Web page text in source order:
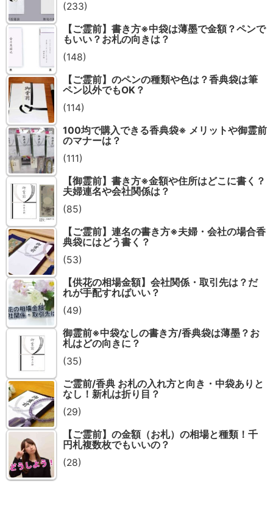
(233)
【ご霊前】書き方※中袋は薄墨で金額？ペンで
もいい？お札の向きは？
(148)
【ご霊前】のペンの種類や色は？香典袋は筆
ペン以外でもOK？
(114)
100均で購入できる香典袋※ メリットや御霊前
のマナーは？
(111)
【御霊前】書き方※金額や住所はどこに書く？
夫婦連名や会社関係は？
(85)
【ご霊前】連名の書き方※夫婦・会社の場合香
典袋にはどう書く？
(53)
【供花の相場金額】会社関係・取引先は？だ
れが手配すればいい？
(49)
御霊前※中袋なしの書き方/香典袋は薄墨？お
札はどの向きに？
(35)
ご霊前/香典 お札の入れ方と向き・中袋ありと
なし！新札は折り目？
(29)
【ご霊前】の金額（お札）の相場と種類！千
円札複数枚でもいいの？
(28)